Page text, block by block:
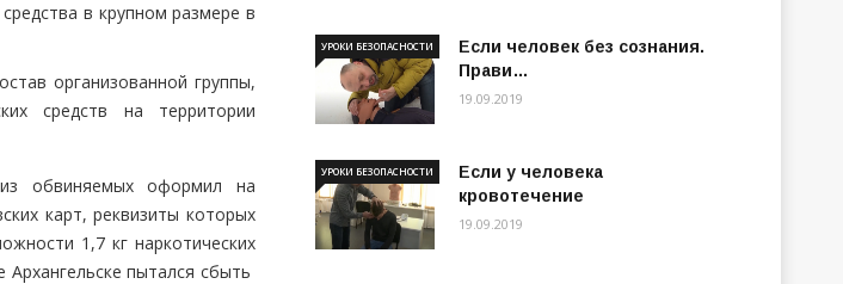
в крупном размере в
организованной группы,
средств на территории
обвиняемых оформил на
карт, реквизиты которых
1,7 кг наркотических
пытался сбыть
Если человек без сознания.
Прави…
УРОКИ БЕЗОПАСНОСТИ
19.09.2019
Если у человека
кровотечение
УРОКИ БЕЗОПАСНОСТИ
19.09.2019